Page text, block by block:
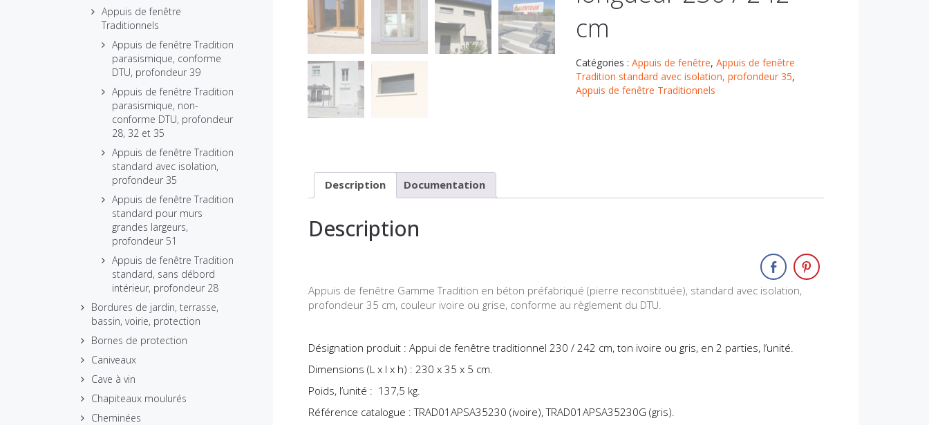
Appuis de fenêtre
Traditionnels
Appuis de fenêtre Tradition
parasismique, conforme
DTU, profondeur 39
Appuis de fenêtre Tradition
parasismique, non-
conforme DTU, profondeur
28, 32 et 35
Appuis de fenêtre Tradition
standard avec isolation,
profondeur 35
Appuis de fenêtre Tradition
standard pour murs
grandes largeurs,
profondeur 51
Appuis de fenêtre Tradition
standard, sans débord
intérieur, profondeur 28
Bordures de jardin, terrasse,
bassin, voirie, protection
Bornes de protection
Caniveaux
Cave à vin
Chapiteaux moulurés
Cheminées
cm
Catégories :Appuis de fenêtre,Appuis de fenêtre
Tradition standard avec isolation, profondeur 35,
Appuis de fenêtre Traditionnels
Description Documentation
Description
Appuis de fenêtre Gamme Tradition en béton préfabriqué (pierre reconstituée), standard avec isolation,
profondeur 35 cm, couleur ivoire ou grise, conforme au règlement du DTU.
Désignation produit : Appui de fenêtre traditionnel 230 / 242 cm, ton ivoire ou gris, en 2 parties,l’unité.
Dimensions (L x l x h) : 230 x 35 x 5 cm.
Poids, l’unité : 137,5 kg.
Référence catalogue :TRAD01APSA35230 (ivoire),TRAD01APSA35230G (gris).